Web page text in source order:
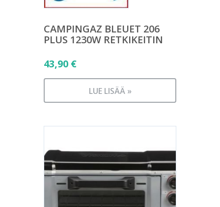
CAMPINGAZ BLEUET 206
PLUS 1230W RETKIKEITIN
43,90 €
LUE LISÄÄ »